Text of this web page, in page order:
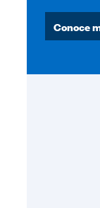
Conoce